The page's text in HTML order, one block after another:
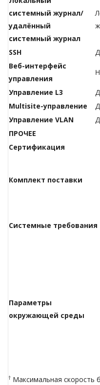
системный журнал/
удалённый
системный журнал
SSH
Веб-интерфейс
управления
Управление L3
Multisite-управление
Управление VLAN
ПРОЧЕЕ
Сертификация
Комплект поставки
Системные требования
Параметры
окружающей среды
† Максимальная скорость